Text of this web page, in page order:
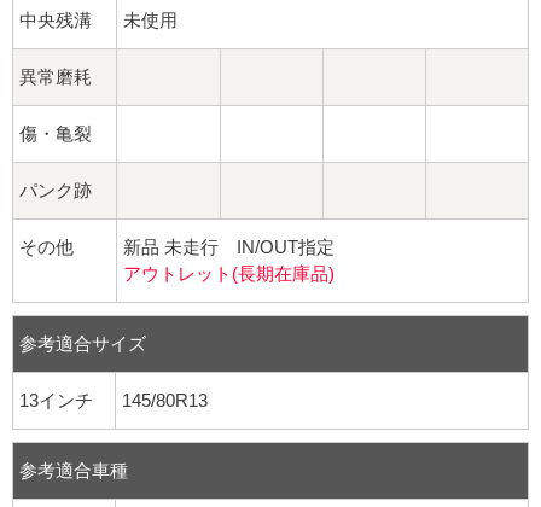
中央残溝 未使用
異常磨耗
傷・亀裂
パンク跡
その他
新品 未走行 IN/OUT指定
アウトレット(長期在庫品)
参考適合サイズ
13インチ 145/80R13
参考適合車種